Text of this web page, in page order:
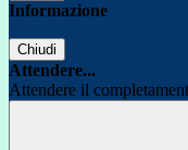
Informazione
Chiudi
Attendere...
Attendere il